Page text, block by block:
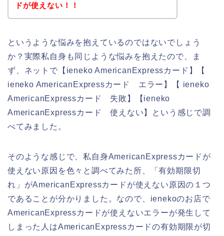
ドが使えない！！
というような悩みを抱えているのではないでしょう
か？実際私自身も同じような悩みを抱えたので、ま
ず、ネットで【ieneko AmericanExpressカード】【
ieneko AmericanExpressカード エラー】【 ieneko
AmericanExpressカード 失敗】【ieneko
AmericanExpressカード 使えない】という感じで調
べてみました。
そのような感じで、私自身AmericanExpressカードが
使えない原因を色々と調べてみた所、「有効期限切
れ」がAmericanExpressカードが使えない原因の１つ
であることが分かりました。なので、ienekoのお店で
AmericanExpressカードが使えないエラーが発生して
しまった人はAmericanExpressカードの有効期限が切